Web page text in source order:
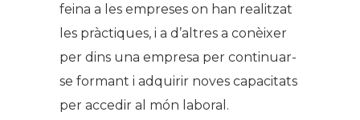
feina a les empreses on han realitzat
les pràctiques, i a d’altres a conèixer
per dins una empresa per continuar-
se formant i adquirir noves capacitats
per accedir al món laboral.